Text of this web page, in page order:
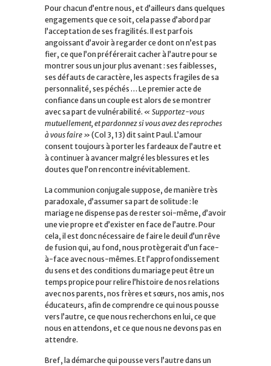
Pour chacun d’entre nous, et d’ailleurs dans quelques
engagements que ce soit, cela passe d’abord par
l’acceptation de ses fragilités. Il est parfois
angoissant d’avoir à regarder ce dont on n’est pas
fier, ce que l’on préférerait cacher à l’autre pour se
montrer sous un jour plus avenant : ses faiblesses,
ses défauts de caractère, les aspects fragiles de sa
personnalité, ses péchés … Le premier acte de
confiance dans un couple est alors de se montrer
avec sa part de vulnérabilité. « Supportez-vous
mutuellement, et pardonnez si vous avez des reproches
à vous faire » (Col 3, 13) dit saint Paul. L’amour
consent toujours à porter les fardeaux de l’autre et
à continuer à avancer malgré les blessures et les
doutes que l’on rencontre inévitablement.
La communion conjugale suppose, de manière très
paradoxale, d’assumer sa part de solitude : le
mariage ne dispense pas de rester soi-même, d’avoir
une vie propre et d’exister en face de l’autre. Pour
cela, il est donc nécessaire de faire le deuil d’un rêve
de fusion qui, au fond, nous protègerait d’un face-
à-face avec nous-mêmes. Et l’approfondissement
du sens et des conditions du mariage peut être un
temps propice pour relire l’histoire de nos relations
avec nos parents, nos frères et sœurs, nos amis, nos
éducateurs, afin de comprendre ce qui nous pousse
vers l’autre, ce que nous recherchons en lui, ce que
nous en attendons, et ce que nous ne devons pas en
attendre.
Bref, la démarche qui pousse vers l’autre dans un